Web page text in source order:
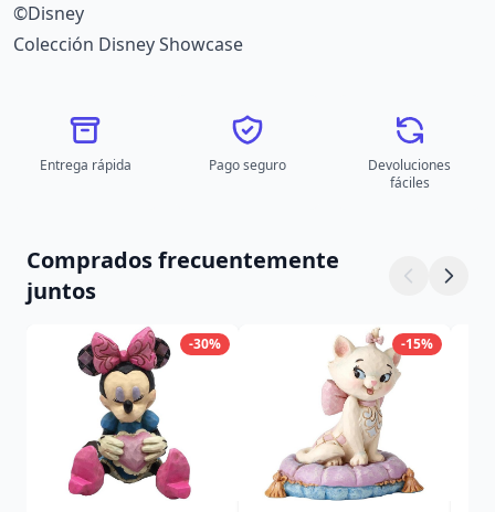
©Disney
Colección Disney Showcase
Entrega rápida Pago seguro
Devoluciones
fáciles
Comprados frecuentemente
juntos
-30% -15%